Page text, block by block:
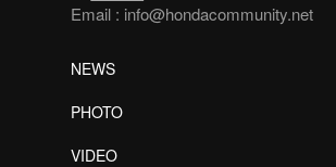
Email : info@hondacommunity.net
NEWS
PHOTO
VIDEO